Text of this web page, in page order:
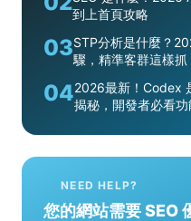
到上首頁攻略
03STP分析是什麼？
驟，精準客群這樣
042026最新！Codex
揭秘，開發者必看功
NEED HELP?
您的網站需要 SEO